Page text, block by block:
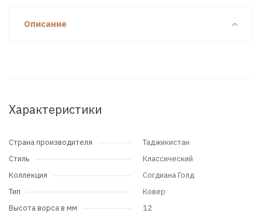
Описание
Характеристики
Страна производителя
Таджикистан
Стиль
Классический
Коллекция
Согдиана Голд
Тип
Ковер
Высота ворса в мм
12